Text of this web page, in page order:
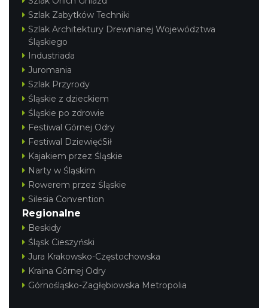
Szlak Zabytków Techniki
Szlak Architektury Drewnianej Województwa
Śląskiego
Industriada
Juromania
Szlak Przyrody
Śląskie z dzieckiem
Śląskie po zdrowie
Festiwal Górnej Odry
Festiwal DziewięćSił
Kajakiem przez Śląskie
Narty w Śląskim
Rowerem przez Śląskie
Silesia Convention
Regionalne
Beskidy
Śląsk Cieszyński
Jura Krakowsko-Częstochowska
Kraina Górnej Odry
Górnośląsko-Zagłębiowska Metropolia